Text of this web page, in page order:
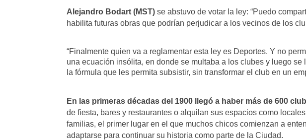
Alejandro Bodart (MST) se abstuvo de votar la ley: “Puedo
habilita futuras obras que podrían perjudicar a los vecinos de los
“Finalmente quien va a reglamentar esta ley es Deportes. Y no
una ecuación insólita, en donde se multaba a los clubes y luego
la fórmula que les permita subsistir, sin transformar el club en un
En las primeras décadas del 1900 llegó a haber más de 600
de fiesta, bares y restaurantes o alquilan sus espacios como
familias, el primer lugar en el que muchos chicos comienzan a
adaptarse para continuar su historia como parte de la Ciudad.